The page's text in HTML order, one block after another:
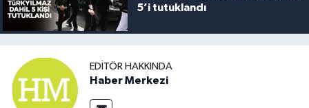
5’i tutuklandı
EDITÖR HAKKINDA
Haber Merkezi